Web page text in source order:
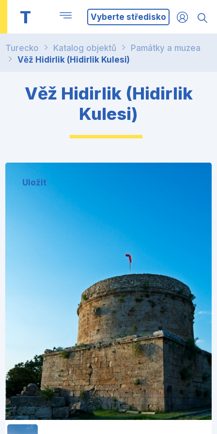
T Vyberte středisko
Turecko Katalog objektů
Památky a muzea
Věž Hidirlik (Hidirlik Kulesi)
Věž Hidirlik (Hidirlik
Kulesi)
Uložit